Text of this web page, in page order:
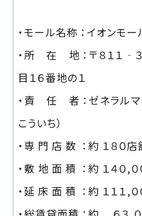
・モール名称 ：イオンモ
・所 在 地 ：〒８１１‐
目１６番地の１
・責 任 者 ：ゼネラルマ
こういち）
・専 門 店 数 ：約 １８０店
・敷 地 面 積 ：約 １４０,０
・延 床 面 積 ：約 １１１,０